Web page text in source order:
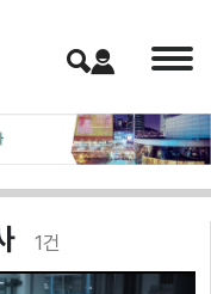
1건